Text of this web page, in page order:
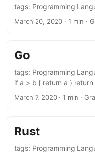
(sbt_[sbtVersion]/
有很多想通的地方，Rust
1 val l: Long = 1 val s:
Float = 3.0 字符串拼接
在 Scala 中是 s-string 语
DRF-SC 程序使用DRF-
代码之间创建一种
Thread 2 执行 S(a) 同步
系，因此 Thread 1 中的
之前。
tags: Programming
March 20, 2020 · 1 min ·
Go
tags: Programming
if a > b { return a }
int { return func(b int) int
March 7, 2020 · 1 min ·
Rust
tags: Programming